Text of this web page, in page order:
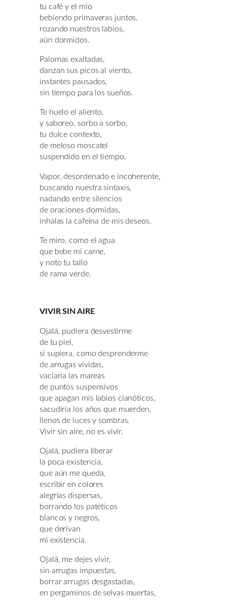
tu café y el mío
bebiendo primaveras juntos,
rozando nuestros labios,
aún dormidos.
Palomas exaltadas,
danzan sus picos al viento,
instantes pausados,
sin tiempo para los sueños.
Te huelo el aliento,
y saboreo, sorbo a sorbo,
tu dulce contexto,
de meloso moscatel
suspendido en el tiempo.
Vapor, desordenado e incoherente,
buscando nuestra sintaxis,
nadando entre silencios
de oraciones dormidas,
inhalas la cafeína de mis deseos.
Te miro, como el agua
que bebe mi carne,
y noto tu tallo
de rama verde.
VIVIR SIN AIRE
Ojalá, pudiera desvestirme
de tu piel,
si supiera, como desprenderme
de arrugas vividas,
vaciaría las mareas
de puntos suspensivos
que apagan mis labios cianóticos,
sacudiría los años que muerden,
llenos de luces y sombras.
Vivir sin aire, no es vivir.
Ojalá, pudiera liberar
la poca existencia,
que aún me queda,
escribir en colores
alegrías dispersas,
borrando los patéticos
blancos y negros,
que derivan
mi existencia.
Ojalá, me dejes vivir,
sin arrugas impuestas,
borrar arrugas desgastadas,
en pergaminos de selvas muertas,